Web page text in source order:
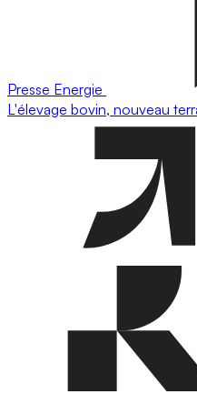
Presse Energie
L'élevage bovin, nouveau